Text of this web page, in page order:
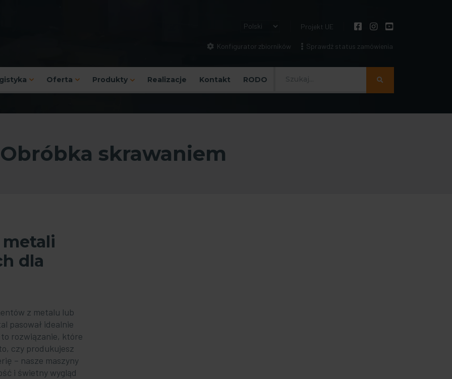
Projekt UE
Konfigurator zbiorników Sprawdź status zamówienia
Oferta Produkty Realizacje Kontakt RODOSzukaj
Obróbka skrawaniem
dla
z metalu lub
pasował idealnie
rozwiązanie, które
czy produkujesz
– nasze maszyny
i świetny wygląd